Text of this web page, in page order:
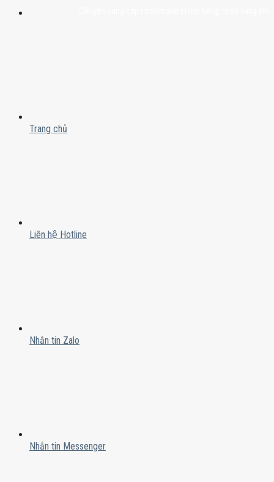
Trang chủ
Liên hệ Hotline
Nhắn tin Zalo
Nhắn tin Messenger